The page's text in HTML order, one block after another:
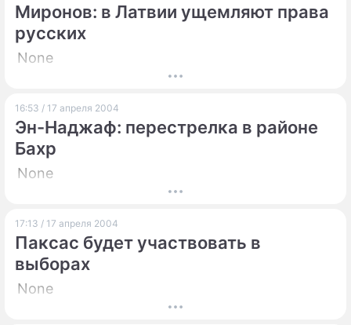
Миронов: в Латвии ущемляют права
русских
None
16:53 / 17 апреля 2004
Эн-Наджаф: перестрелка в районе
Бахр
None
17:13 / 17 апреля 2004
Паксас будет участвовать в
выборах
None